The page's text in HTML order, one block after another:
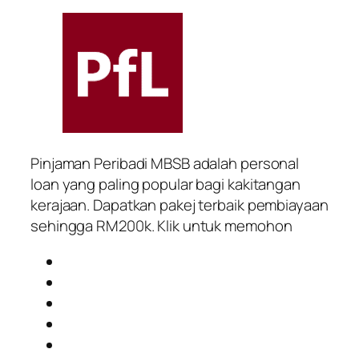
Pinjaman Peribadi MBSB adalah personal
loan yang paling popular bagi kakitangan
kerajaan. Dapatkan pakej terbaik pembiayaan
sehingga RM200k. Klik untuk memohon